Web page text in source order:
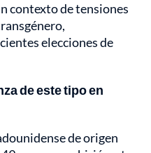
contexto de tensiones
elecciones de
de este tipo en
de origen